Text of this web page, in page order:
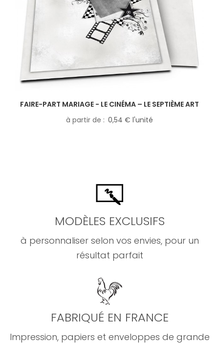
FAIRE-PART MARIAGE - LE CINÉMA – LE SEPTIÈME ART
à partir de
0,54 € l'unité
MODÈLES EXCLUSIFS
à personnaliser selon vos envies, pour un
résultat parfait
FABRIQUÉ EN FRANCE
Impression, papiers et enveloppes de grande